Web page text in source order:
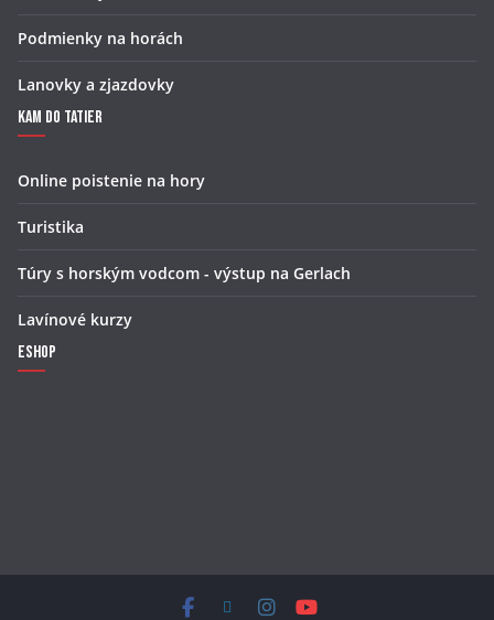
Podmienky na horách
Lanovky a zjazdovky
Kam do Tatier
Online poistenie na hory
Turistika
Túry s horským vodcom - výstup na Gerlach
Lavínové kurzy
Eshop